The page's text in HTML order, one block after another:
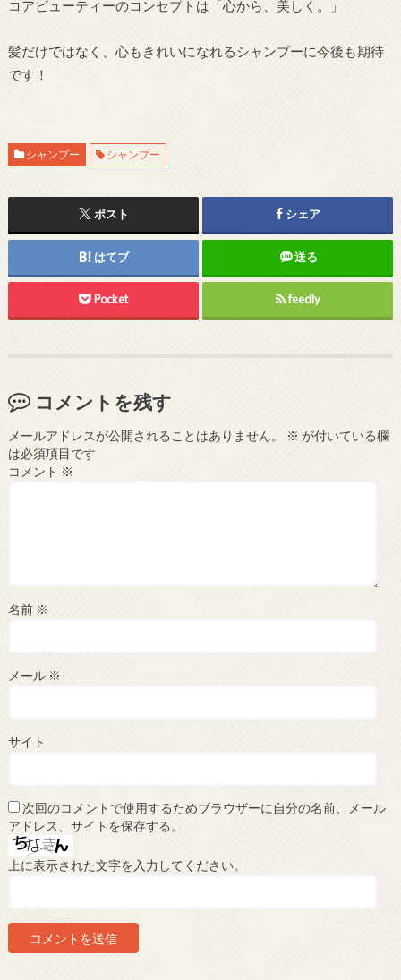
コアビューティーのコンセプトは「心から、美しく。」
髪だけではなく、心もきれいになれるシャンプーに今後も期待
です！
シャンプー シャンプー
ポスト シェア
はてブ 送る
Pocket feedly
コメントを残す
メールアドレスが公開されることはありません。 ※ が付いている欄
は必須項目です
コメント ※
名前 ※
メール ※
サイト
次回のコメントで使用するためブラウザーに自分の名前、メール
アドレス、サイトを保存する。
上に表示された文字を入力してください。